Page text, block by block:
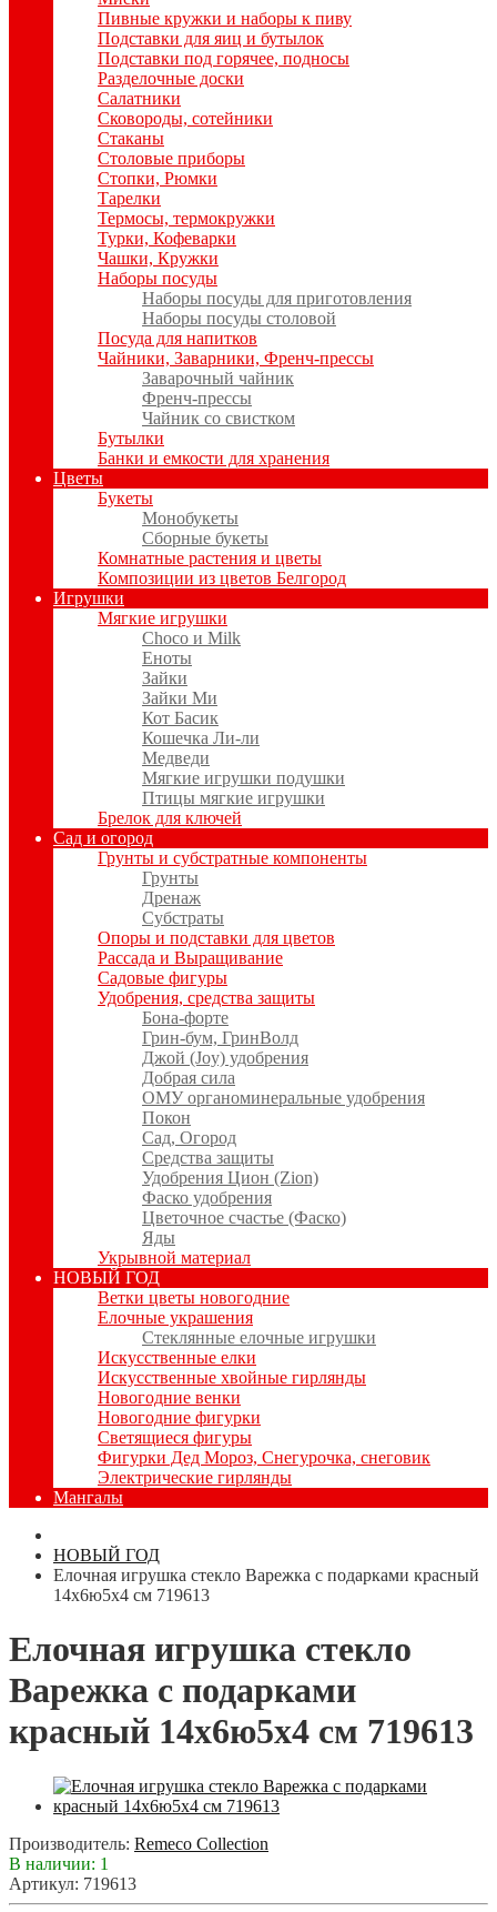
Пивные кружки и наборы к пиву
Подставки для яиц и бутылок
Подставки под горячее, подносы
Разделочные доски
Салатники
Сковороды, сотейники
Стаканы
Столовые приборы
Стопки, Рюмки
Тарелки
Термосы, термокружки
Турки, Кофеварки
Чашки, Кружки
Наборы посуды
Наборы посуды для приготовления
Наборы посуды столовой
Посуда для напитков
Чайники, Заварники, Френч-прессы
Заварочный чайник
Френч-прессы
Чайник со свистком
Бутылки
Банки и емкости для хранения
Цветы
Букеты
Монобукеты
Сборные букеты
Комнатные растения и цветы
Композиции из цветов Белгород
Игрушки
Мягкие игрушки
Choco и Milk
Еноты
Зайки
Зайки Ми
Кот Басик
Кошечка Ли-ли
Медведи
Мягкие игрушки подушки
Птицы мягкие игрушки
Брелок для ключей
Сад и огород
Грунты и субстратные компоненты
Грунты
Дренаж
Субстраты
Опоры и подставки для цветов
Рассада и Выращивание
Садовые фигуры
Удобрения, средства защиты
Бона-форте
Грин-бум, ГринВолд
Джой (Joy) удобрения
Добрая сила
ОМУ органоминеральные удобрения
Покон
Сад, Огород
Средства защиты
Удобрения Цион (Zion)
Фаско удобрения
Цветочное счастье (Фаско)
Яды
Укрывной материал
НОВЫЙ ГОД
Ветки цветы новогодние
Елочные украшения
Стеклянные елочные игрушки
Искусственные елки
Искусственные хвойные гирлянды
Новогодние венки
Новогодние фигурки
Светящиеся фигуры
Фигурки Дед Мороз, Снегурочка, снеговик
Электрические гирлянды
Мангалы
НОВЫЙ ГОД
Елочная игрушка стекло Варежка с подарками красный
14х6ю5х4 см 719613
Елочная игрушка стекло
Варежка с подарками
красный 14х6ю5х4 см 719613
Производитель: Remeco Collection
В наличии: 1
Артикул: 719613